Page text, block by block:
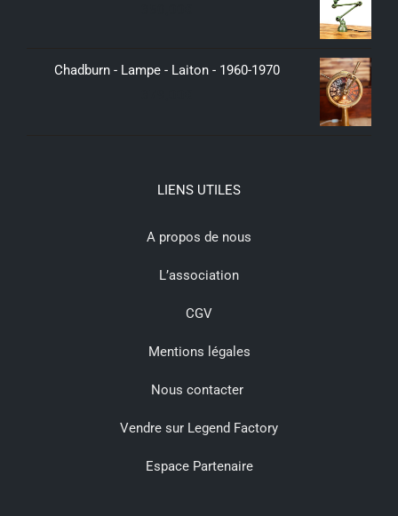
Chadburn - Lampe - Laiton - 1960-1970
LIENS UTILES
A propos de nous
L’association
CGV
Mentions légales
Nous contacter
Vendre sur Legend Factory
Espace Partenaire